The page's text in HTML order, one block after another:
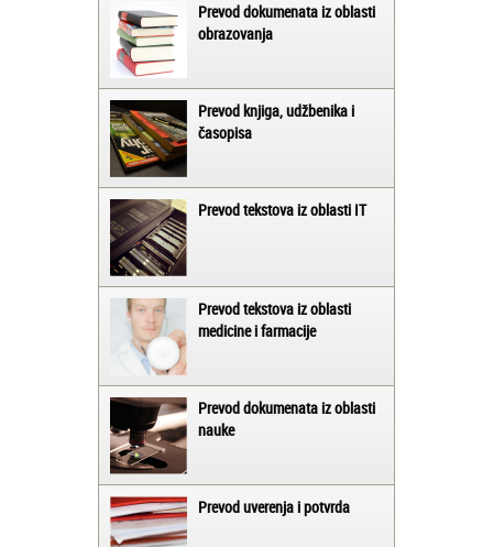
Prevod dokumenata iz oblasti
obrazovanja
Prevod knjiga, udžbenika i
časopisa
Prevod tekstova iz oblasti IT
Prevod tekstova iz oblasti
medicine i farmacije
Prevod dokumenata iz oblasti
nauke
Prevod uverenja i potvrda